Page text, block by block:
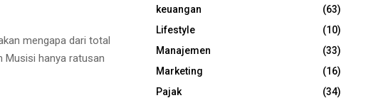
mengapa dari total
Musisi hanya ratusan
keuangan
(63)
Lifestyle
(10)
Manajemen
(33)
Marketing
(16)
Pajak
(34)